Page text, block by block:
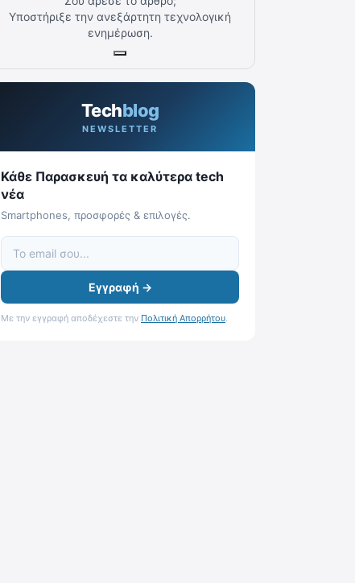
Υποστήριξε την ανεξάρτητη τεχνολογική
ενημέρωση.
Techblog
NEWSLETTER
Κάθε Παρασκευή τα καλύτερα tech
νέα
Smartphones, προσφορές & επιλογές.
Εγγραφή →
Με την εγγραφή αποδέχεστε την Πολιτική Απορρήτου.